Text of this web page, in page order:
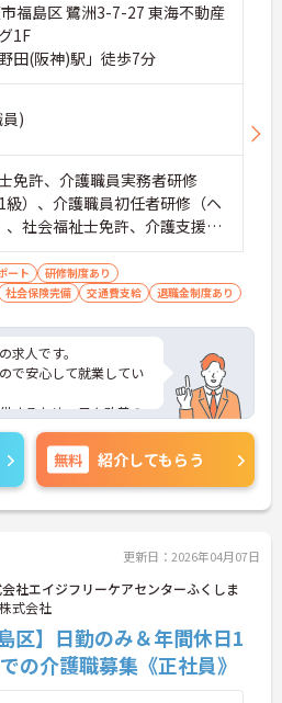
福島区 鷺洲3-7-27 東海不動産
1F
田(阪神)駅」徒歩7分
)
免許、介護職員実務者研修
1級）、介護職員初任者研修（ヘ
、社会福祉士免許、介護支援専
通自動車免許（ＡＴ限定可）
ート
研修制度あり
社会保険完備 交通費支給 退職金制度あり
求人です。
で安心して就業してい
するため、日々改善の
はもちろんスタッフも
整っています。
にお問い合わせくださ
無料 紹介してもらう
更新日：2026年04月07日
社エイジフリーケアセンターふくしま
式会社
区】日勤のみ＆年間休日1
の介護職募集《正社員》